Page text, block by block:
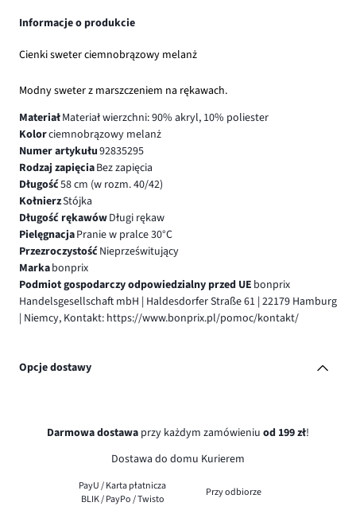
Informacje o produkcie
Cienki sweter ciemnobrązowy melanż
Modny sweter z marszczeniem na rękawach.
MateriałMateriał wierzchni: 90% akryl, 10% poliester
Kolorciemnobrązowy melanż
Numer artykułu92835295
Rodzaj zapięciaBez zapięcia
Długość58 cm (w rozm. 40/42)
KołnierzStójka
Długość rękawówDługi rękaw
PielęgnacjaPranie w pralce 30°C
PrzezroczystośćNieprześwitujący
Markabonprix
Podmiot gospodarczy odpowiedzialny przed UE bonprix
Handelsgesellschaft mbH | Haldesdorfer Straße 61 | 22179 Hamburg
| Niemcy, Kontakt: https://www.bonprix.pl/pomoc/kontakt/
Opcje dostawy
Darmowa dostawa przy każdym zamówieniu od 199 zł!
Dostawa do domu Kurierem
PayU / Karta płatnicza
BLIK / PayPo / Twisto
Przy odbiorze